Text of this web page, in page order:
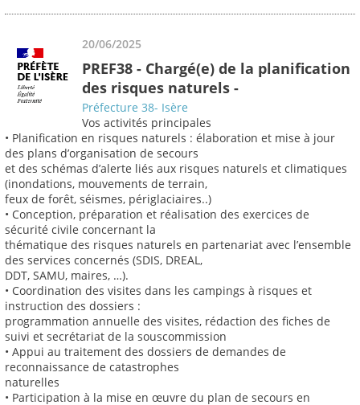
20/06/2025
PREF38 - Chargé(e) de la planification
des risques naturels -
Préfecture 38- Isère
Vos activités principales
• Planification en risques naturels : élaboration et mise à jour
des plans d’organisation de secours
et des schémas d’alerte liés aux risques naturels et climatiques
(inondations, mouvements de terrain,
feux de forêt, séismes, périglaciaires..)
• Conception, préparation et réalisation des exercices de
sécurité civile concernant la
thématique des risques naturels en partenariat avec l’ensemble
des services concernés (SDIS, DREAL,
DDT, SAMU, maires, …).
• Coordination des visites dans les campings à risques et
instruction des dossiers :
programmation annuelle des visites, rédaction des fiches de
suivi et secrétariat de la souscommission
• Appui au traitement des dossiers de demandes de
reconnaissance de catastrophes
naturelles
• Participation à la mise en œuvre du plan de secours en